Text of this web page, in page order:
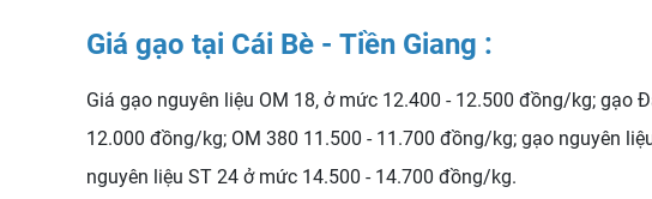
Giá gạo tại Cái Bè - Tiền Giang :
Giá gạo nguyên liệu OM 18, ở mức 12.400 - 12.500 đồng/kg;
12.000 đồng/kg; OM 380 11.500 - 11.700 đồng/kg; gạo nguyên
nguyên liệu ST 24 ở mức 14.500 - 14.700 đồng/kg.